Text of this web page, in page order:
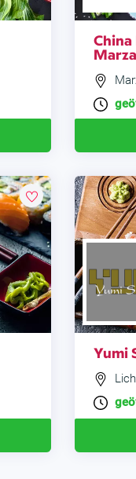
Yumi